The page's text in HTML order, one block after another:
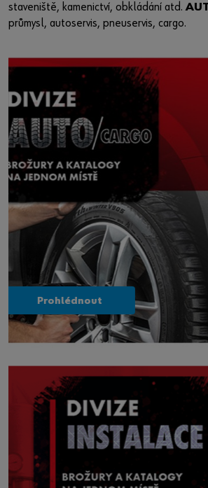
staveniště, kamenictví, obkládání atd.
průmysl, autoservis, pneuservis, cargo.
Prohlédnout